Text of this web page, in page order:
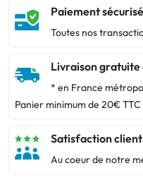
Paiement sécurisé
Toutes nos
Livraison
* en France
Panier minimum de 20€ TTC
Satisfaction
Au coeur de notre